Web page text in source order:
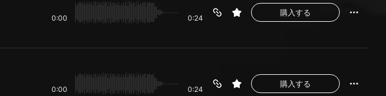
0:00 0:24
購入する
0:00 0:24
購入する